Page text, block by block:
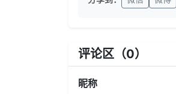
评论区（0）
昵称